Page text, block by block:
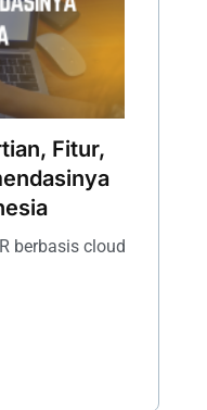
Fitur,
berbasis cloud